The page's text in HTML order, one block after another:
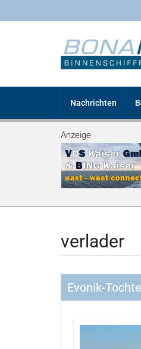
Nachrichten
Anzeige
verlader
Evonik-